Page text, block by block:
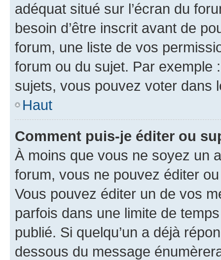
adéquat situé sur l’écran du
besoin d’être inscrit avant de
forum, une liste de vos
forum ou du sujet. Par exemple
sujets, vous pouvez voter dans
Haut
Comment puis-je éditer ou
À moins que vous ne soyez un
forum, vous ne pouvez éditer
Vous pouvez éditer un de vos
parfois dans une limite de
publié. Si quelqu’un a déjà
dessous du message